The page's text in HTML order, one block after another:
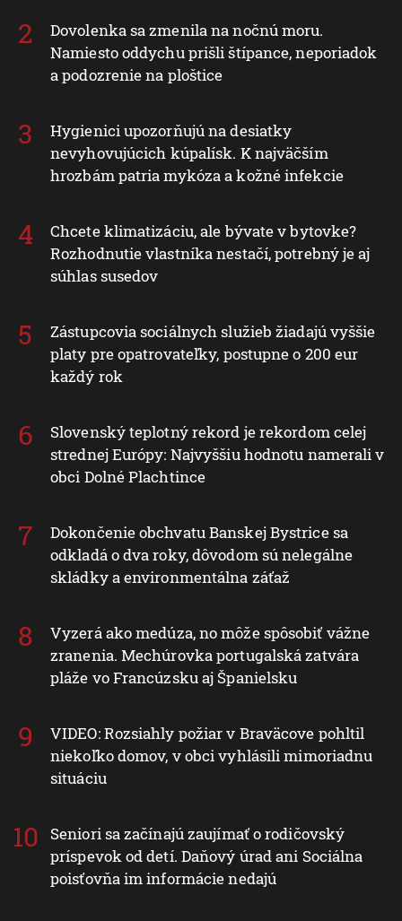
Dovolenka sa zmenila na nočnú moru.
Namiesto oddychu prišli štípance, neporiadok
a podozrenie na ploštice
Hygienici upozorňujú na desiatky
nevyhovujúcich kúpalísk. K najväčším
hrozbám patria mykóza a kožné infekcie
Chcete klimatizáciu, ale bývate v bytovke?
Rozhodnutie vlastníka nestačí, potrebný je aj
súhlas susedov
Zástupcovia sociálnych služieb žiadajú vyššie
platy pre opatrovateľky, postupne o 200 eur
každý rok
Slovenský teplotný rekord je rekordom celej
strednej Európy: Najvyššiu hodnotu namerali v
obci Dolné Plachtince
Dokončenie obchvatu Banskej Bystrice sa
odkladá o dva roky, dôvodom sú nelegálne
skládky a environmentálna záťaž
Vyzerá ako medúza, no môže spôsobiť vážne
zranenia. Mechúrovka portugalská zatvára
pláže vo Francúzsku aj Španielsku
VIDEO: Rozsiahly požiar v Braväcove pohltil
niekoľko domov, v obci vyhlásili mimoriadnu
situáciu
Seniori sa začínajú zaujímať o rodičovský
príspevok od detí. Daňový úrad ani Sociálna
poisťovňa im informácie nedajú